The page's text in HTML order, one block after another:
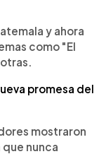
y ahora
como "El
promesa del
mostraron
nunca